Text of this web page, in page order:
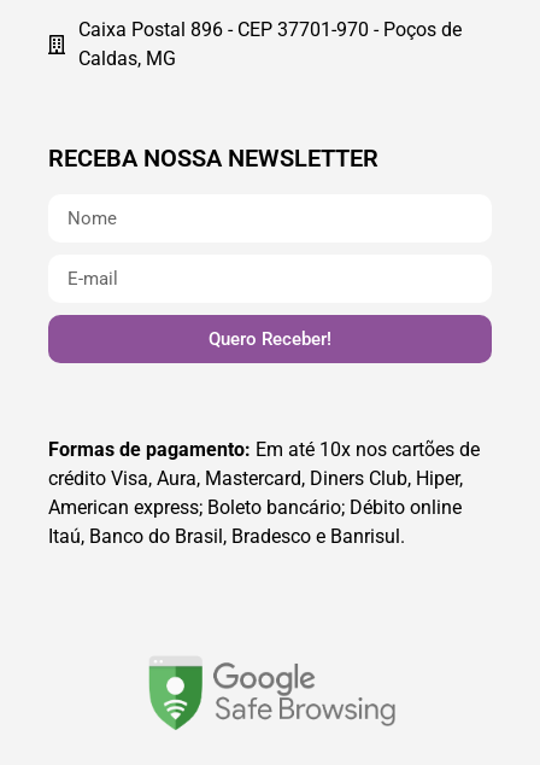
Caixa Postal 896 - CEP 37701-970 - Poços de
Caldas, MG
RECEBA NOSSA NEWSLETTER
Quero Receber!
Formas de pagamento: Em até 10x nos cartões de
crédito Visa, Aura, Mastercard, Diners Club, Hiper,
American express; Boleto bancário; Débito online
Itaú, Banco do Brasil, Bradesco e Banrisul.